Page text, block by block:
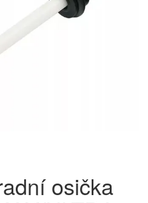
osička